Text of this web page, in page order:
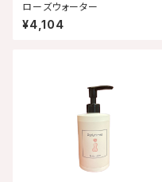
ローズウォーター
¥4,104